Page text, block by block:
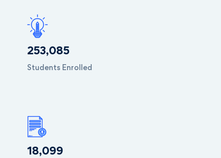
253,085
Students Enrolled
18,099